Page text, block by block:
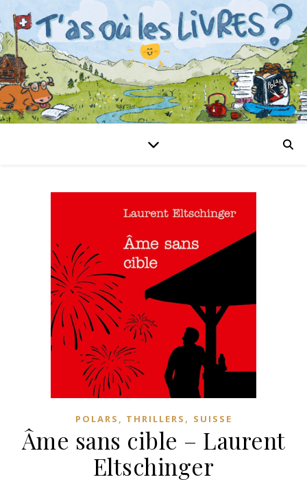
POLARS, THRILLERS , SUISSE
Âme sans cible – Laurent
Eltschinger